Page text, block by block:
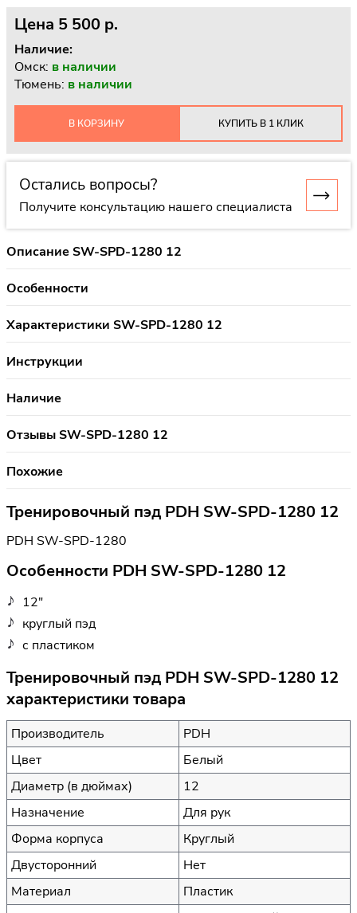
Цена 5 500 p.
Наличие:
Омск: в наличии
Тюмень: в наличии
В КОРЗИНУ КУПИТЬ В 1 КЛИК
Остались вопросы?
Получите консультацию нашего специалиста
Описание SW-SPD-1280 12
Особенности
Характеристики SW-SPD-1280 12
Инструкции
Наличие
Отзывы SW-SPD-1280 12
Похожие
Тренировочный пэд PDH SW-SPD-1280 12
PDH SW-SPD-1280
Особенности PDH SW-SPD-1280 12
12"
круглый пэд
с пластиком
Тренировочный пэд PDH SW-SPD-1280 12
характеристики товара
Производитель
PDH
Цвет
Белый
Диаметр (в дюймах)
12
Назначение
Для рук
Форма корпуса
Круглый
Двусторонний
Нет
Материал
Пластик